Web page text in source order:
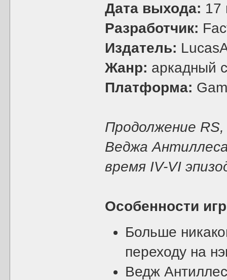
Дата выхода: 17
Разработчик:
Издатель:
Жанр: аркадный
Платформа:
Продолжение
Веджа
время IV-VI
Особенности
Больше
переходу на
Ведж